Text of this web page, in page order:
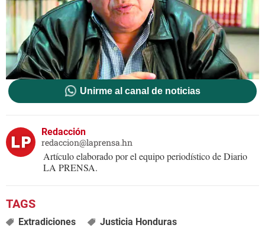
Unirme al canal de noticias
Redacción
redaccion@laprensa.hn
Artículo elaborado por el equipo periodístico de Diario
LA PRENSA.
Extradiciones
Justicia Honduras